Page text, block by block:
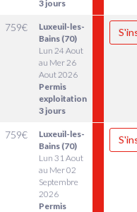
3 jours
759€
Luxeuil-les-
Bains (70)
Lun 24 Aout
au Mer 26
Aout 2026
Permis
exploitation
3 jours
759€
Luxeuil-les-
Bains (70)
Lun 31 Aout
au Mer 02
Septembre
2026
Permis